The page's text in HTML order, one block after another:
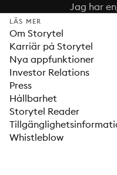
Jag har en
LÄS MER
Om Storytel
Karriär på Storytel
Nya appfunktioner
Investor Relations
Press
Hållbarhet
Storytel Reader
Whistleblow